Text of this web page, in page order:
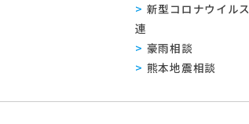
新型コロナウイル
連
豪雨相談
熊本地震相談